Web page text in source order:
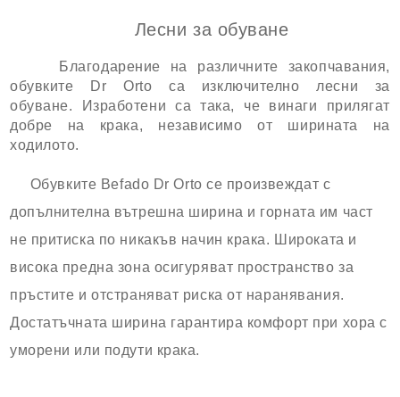
Лесни за обуване
Благодарение на различните закопчавания,
обувките Dr Orto са изключително лесни за
обуване.
Изработени са така, че винаги прилягат
добре на крака, независимо от ширината на
ходилото.
Обувките Befado Dr Orto се произвеждат с
допълнителна вътрешна ширина и горната им част
не притиска по никакъв начин крака. Широката и
висока предна зона осигуряват пространство за
пръстите и отстраняват риска от наранявания.
Достатъчната ширина гарантира комфорт при хора с
уморени или подути крака.